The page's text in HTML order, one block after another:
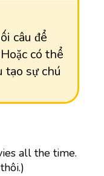
câu để
có thể
tạo sự chú
all the time.